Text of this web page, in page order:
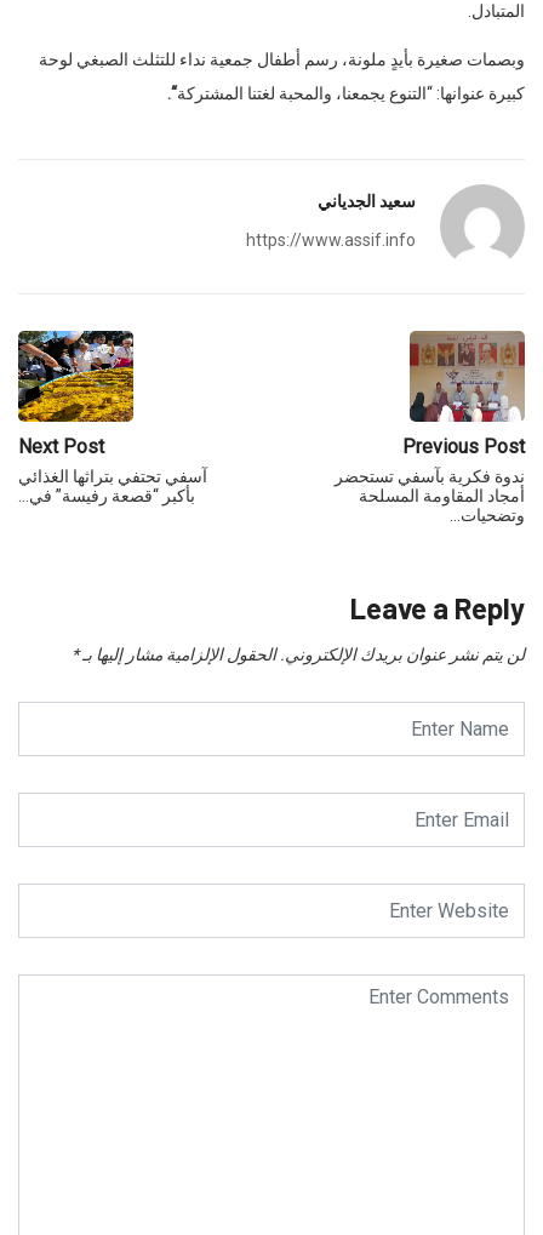
المتبادل.
وبصمات صغيرة بأيدٍ ملونة، رسم أطفال جمعية نداء للتثلث الصبغي لوحة
كبيرة عنوانها: “التنوع يجمعنا، والمحبة لغتنا المشتركة“.
سعيد الجدياني
https://www.assif.info
Previous Post
ندوة فكرية بآسفي تستحضر
أمجاد المقاومة المسلحة
وتضحيات…
Next Post
آسفي تحتفي بتراثها الغذائي
بأكبر “قصعة رفيسة” في…
Leave a Reply
لن يتم نشر عنوان بريدك الإلكتروني. الحقول الإلزامية مشار إليها بـ*